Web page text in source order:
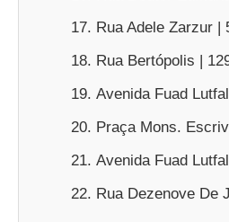
Rua Adele Zarzur |
Rua Bertópolis |
Avenida Fuad
Praça Mons.
Avenida Fuad
Rua Dezenove De